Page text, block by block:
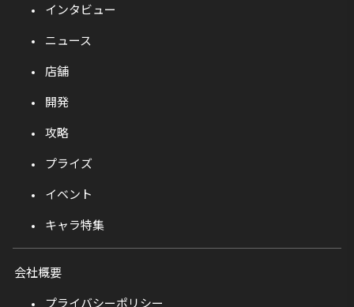
インタビュー
ニュース
店舗
開発
攻略
プライズ
イベント
キャラ特集
会社概要
プライバシーポリシー